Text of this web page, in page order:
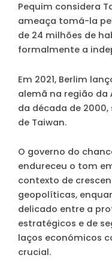
Pequim considera
ameaça tomá-la
de 24 milhões de
formalmente a
Em 2021, Berlim
alemã na região da
da década de
de Taiwan.
O governo do
endureceu o tom
contexto de
geopolíticas,
delicado entre a
estratégicos e de
laços económicos
crucial.